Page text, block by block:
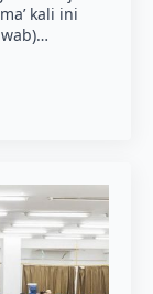
kali ini